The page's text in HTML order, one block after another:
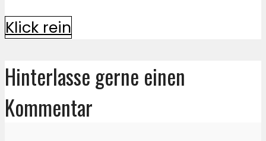
Klick rein
Hinterlasse gerne einen
Kommentar